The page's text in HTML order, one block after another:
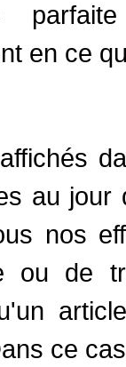
en ce
au jour
nos
ou de
ce